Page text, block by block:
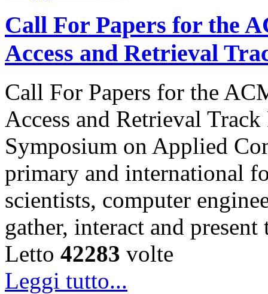
Call For Papers for the
Access and Retrieval
Call For Papers for the
Access and Retrieval
Symposium on Applied
primary and international
scientists, computer
gather, interact and
Letto 42283 volte
Leggi tutto...